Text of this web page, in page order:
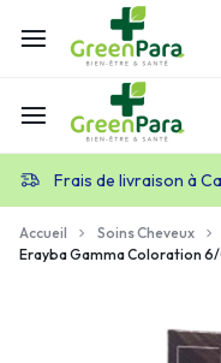
Frais de livraison à
Accueil
Soins Cheveux
Erayba Gamma Coloration